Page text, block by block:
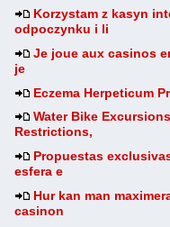
Korzystam z kasyn
odpoczynku i li
Je joue aux casinos
je
Eczema Herpeticum
Water Bike
Restrictions,
Propuestas
esfera e
Hur kan man
casinon